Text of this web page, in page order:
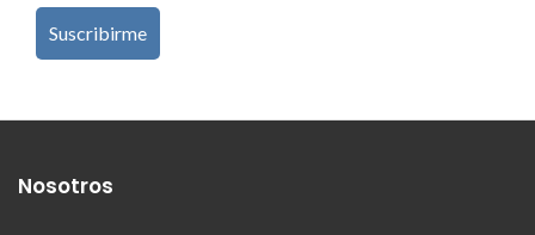
Nosotros